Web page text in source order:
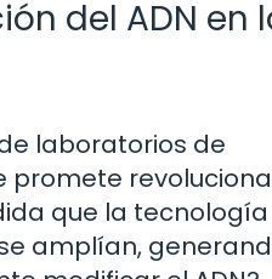
del ADN en
laboratorios de
promete
que la tecnología
amplían,